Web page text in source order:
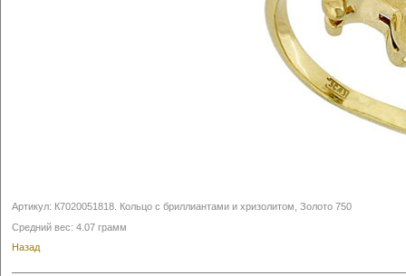
Артикул: К7020051818 Кольцо с бриллиантами и хризолитом, Золото 750
Средний вес: 4.07 грамм
Назад